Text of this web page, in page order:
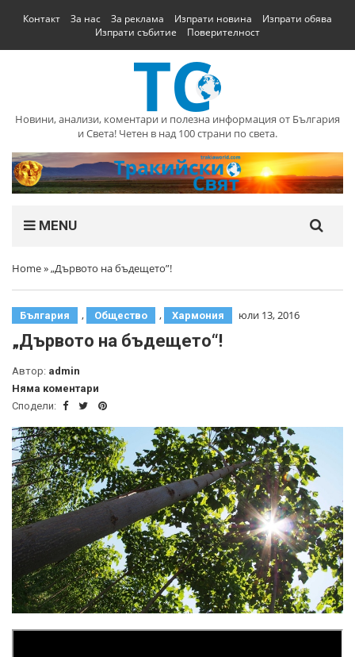
Контакт За нас За реклама Изпрати новина
Изпрати обява
Изпрати събитие
Поверителност
Новини, анализи, коментари и полезна информация от България
и Света! Четен в над 100 страни по света.
MENU
Home»„Дървото на бъдещето”!
България , Общество , Хармония юли 13, 2016
„Дървото на бъдещето“!
Автор: admin
Няма коментари
Сподели: